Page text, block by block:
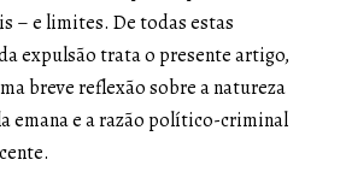
– e limites. De todas estas
expulsão trata o presente artigo,
breve reflexão sobre a natureza
emana e a razão político-criminal